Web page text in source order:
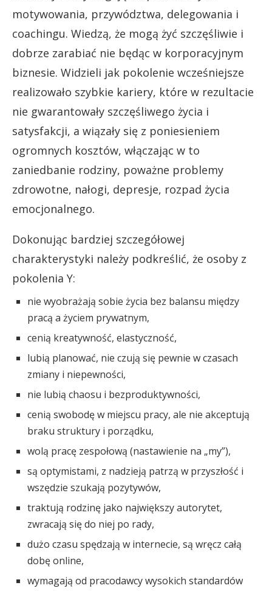
motywowania, przywództwa, delegowania i
coachingu. Wiedzą, że mogą żyć szczęśliwie i
dobrze zarabiać nie będąc w korporacyjnym
biznesie. Widzieli jak pokolenie wcześniejsze
realizowało szybkie kariery, które w rezultacie
nie gwarantowały szczęśliwego życia i
satysfakcji, a wiązały się z poniesieniem
ogromnych kosztów, włączając w to
zaniedbanie rodziny, poważne problemy
zdrowotne, nałogi, depresje, rozpad życia
emocjonalnego.
Dokonując bardziej szczegółowej
charakterystyki należy podkreślić, że osoby z
pokolenia Y:
nie wyobrażają sobie życia bez balansu między
pracą a życiem prywatnym,
cenią kreatywność, elastyczność,
lubią planować, nie czują się pewnie w czasach
zmiany i niepewności,
nie lubią chaosu i bezproduktywności,
cenią swobodę w miejscu pracy, ale nie akceptują
braku struktury i porządku,
wolą pracę zespołową (nastawienie na „my”),
są optymistami, z nadzieją patrzą w przyszłość i
wszędzie szukają pozytywów,
traktują rodzinę jako największy autorytet,
zwracają się do niej po rady,
dużo czasu spędzają w internecie, są wręcz całą
dobę online,
wymagają od pracodawcy wysokich standardów